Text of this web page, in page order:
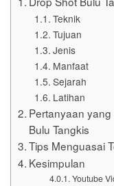
Teknik
Tujuan
Jenis
Manfaat
Sejarah
Latihan
Pertanyaan
Bulu Tangkis
Tips Menguasai
Kesimpulan
Youtube